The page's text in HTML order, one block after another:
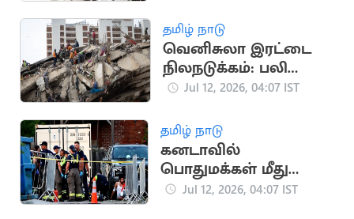
தமிழ் நாடு
வெனிசுலா இரட்டை
நிலநடுக்கம்: பலி
எண்ணிக்கை 4,333
Jul 12, 2026, 04:07 IST
தமிழ் நாடு
கனடாவில்
பொதுமக்கள் மீது
துப்பாக்கிச்சூடு: 2 பேர்
Jul 12, 2026, 04:07 IST